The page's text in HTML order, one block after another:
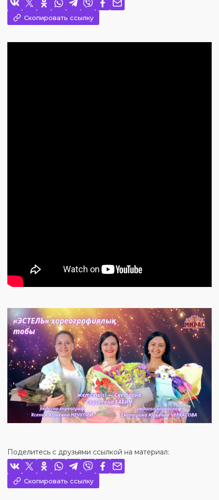
Скопировать ссылку
Поделитесь с друзьями ссылкой на материал:
Скопировать ссылку